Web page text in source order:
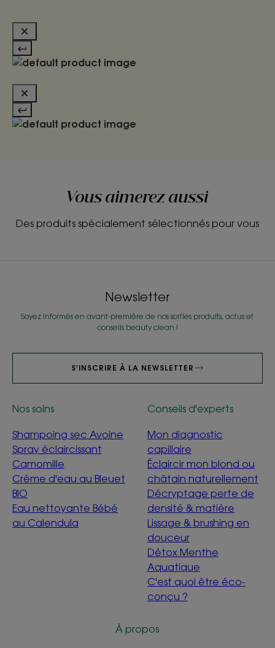
Vous aimerez aussi
Des produits spécialement sélectionnés pour vous
Newsletter
Soyez informés en avant-première de nos sorties produits, actus et
conseils beauty clean !
S'INSCRIRE À LA NEWSLETTER
Nos soins
Shampoing sec Avoine
Spray éclaircissant
Camomille
Crème d'eau au Bleuet
BIO
Eau nettoyante Bébé
au Calendula
Conseils d'experts
Mon diagnostic
capillaire
Éclaircir mon blond ou
châtain naturellement
Décryptage perte de
densité & matière
Lissage & brushing en
douceur
Détox Menthe
Aquatique
C'est quoi être éco-
conçu ?
À propos